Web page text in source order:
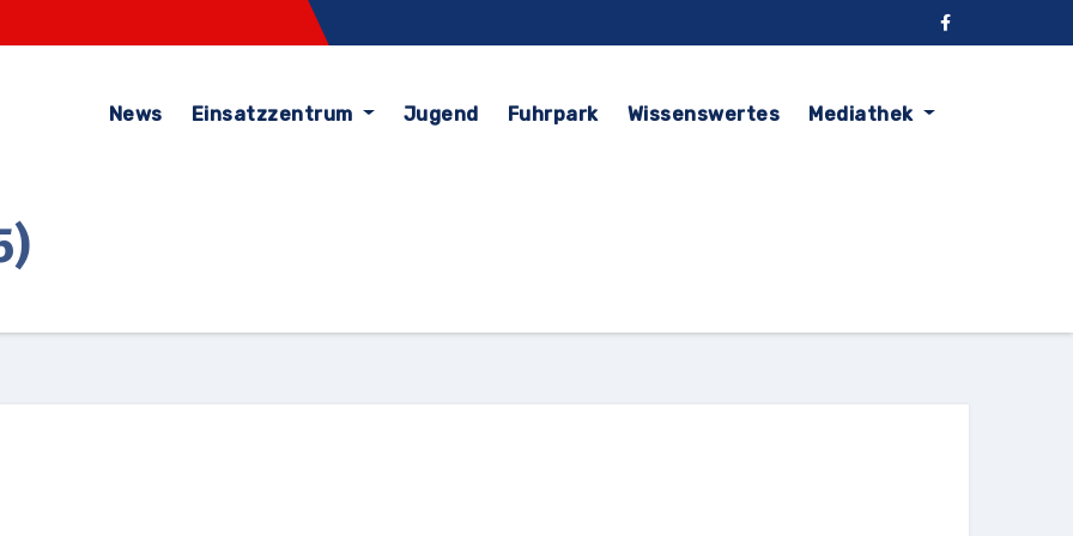
News Einsatzzentrum Jugend Fuhrpark Wissenswertes Mediathek